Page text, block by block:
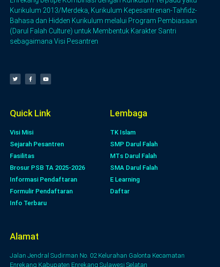
Kurikulum 2013/Merdeka, Kurikulum Kepesantrenan-Tahfidz-
Bahasa dan Hidden Kurikulum melalui Program Pembiasaan
(Darul Falah Culture) untuk Membentuk Karakter Santri
sebagaimana Visi Pesantren
Quick Link
Visi Misi
Sejarah Pesantren
Fasilitas
Brosur PSB TA 2025-2026
Informasi Pendaftaran
Formulir Pendaftaran
Info Terbaru
Lembaga
TK Islam
SMP Darul Falah
MTs Darul Falah
SMA Darul Falah
E Learning
Daftar
Alamat
Jalan Jendral Sudirman No. 02 Kelurahan Galonta Kecamatan
Enrekang Kabupaten Enrekang Sulawesi Selatan